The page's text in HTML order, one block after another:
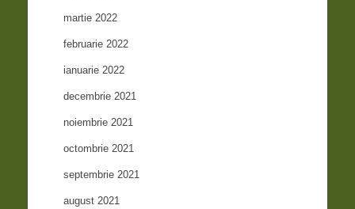
martie 2022
februarie 2022
ianuarie 2022
decembrie 2021
noiembrie 2021
octombrie 2021
septembrie 2021
august 2021